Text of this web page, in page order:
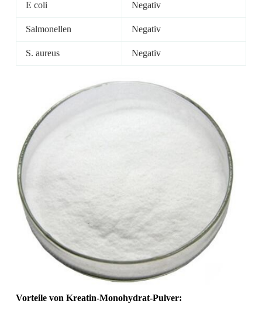
E coli Negativ
Salmonellen Negativ
S. aureus Negativ
Vorteile von Kreatin-Monohydrat-Pulver: